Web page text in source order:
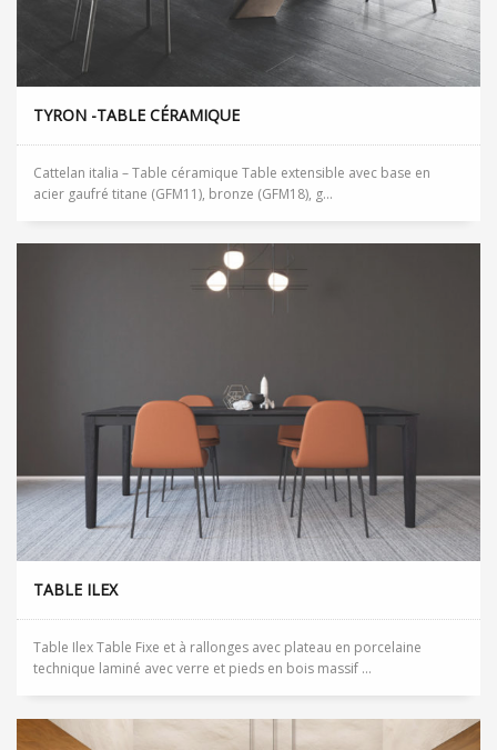
TYRON -TABLE CÉRAMIQUE
Cattelan italia – Table céramique Table extensible avec base en
acier gaufré titane (GFM11), bronze (GFM18), g...
TABLE ILEX
Table Ilex Table Fixe et à rallonges avec plateau en porcelaine
technique laminé avec verre et pieds en bois massif ...